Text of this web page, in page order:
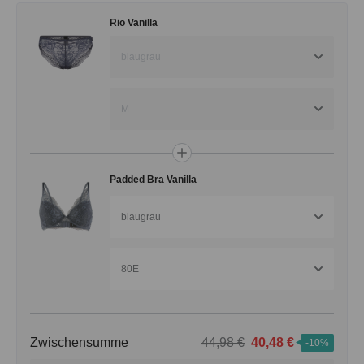
Rio Vanilla
blaugrau
Padded Bra Vanilla
blaugrau
80E
Zwischensumme 44,98 € 40,48 € -10%